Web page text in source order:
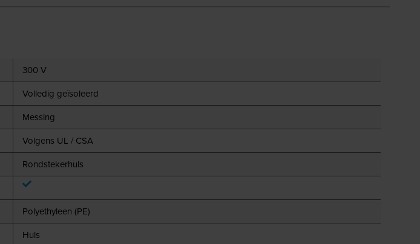
300 V
Volledig geïsoleerd
Messing
Volgens UL / CSA
Rondstekerhuls
Polyethyleen (PE)
Huls